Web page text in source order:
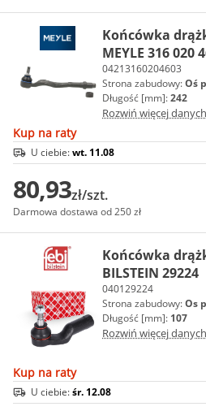
Końcówka
MEYLE 316 020
04213160204603
Strona zabudowy:Oś
Długość [mm]:242
Rozwiń więcej danych
Kup na raty
U ciebie:wt. 11.08
80,93zł/szt.
Darmowa dostawa od 250 zł
Końcówka
BILSTEIN 29224
040129224
Strona zabudowy:Os
Długość [mm]: 107
Rozwiń więcej danych
Kup na raty
U ciebie:śr. 12.08